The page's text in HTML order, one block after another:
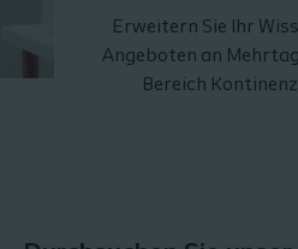
Erweitern Sie Ihr
Angeboten an
Bereich